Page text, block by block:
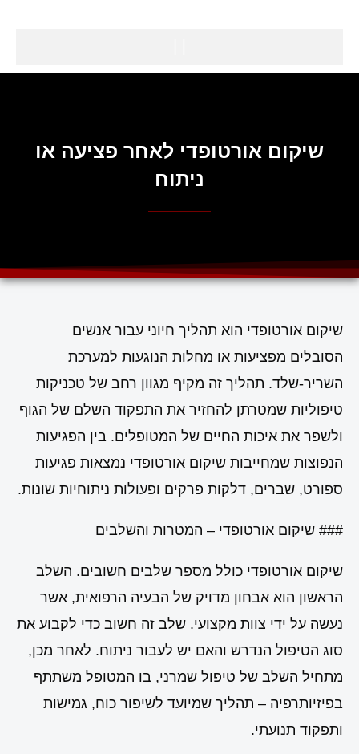
שיקום אורטופדי לאחר פציעה או
ניתוח
שיקום אורטופדי הוא תהליך חיוני עבור אנשים
הסובלים מפציעות או מחלות הנוגעות למערכת
השריר-שלד. תהליך זה מקיף מגוון רחב של טכניקות
טיפוליות שמטרתן להחזיר את התפקוד השלם של הגוף
ולשפר את איכות החיים של המטופלים. בין הפגיעות
הנפוצות שמחייבות שיקום אורטופדי נמצאות פגיעות
ספורט, שברים, דלקות פרקים ופעולות ניתוחיות שונות.
### שיקום אורטופדי – המטרות והשלבים
שיקום אורטופדי כולל מספר שלבים חשובים. השלב
הראשון הוא אבחון מדויק של הבעיה הרפואית, אשר
נעשה על ידי צוות מקצועי. שלב זה חשוב כדי לקבוע את
סוג הטיפול הנדרש והאם יש לעבור ניתוח. לאחר מכן,
מתחיל השלב של טיפול שמרני, בו המטופל משתתף
בפיזיותרפיה – תהליך שמיועד לשיפור כוח, גמישות
ותפקוד תנועתי.